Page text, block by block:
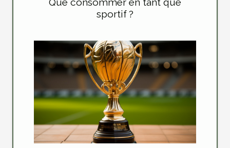
Que consommer en tant que
sportif ?